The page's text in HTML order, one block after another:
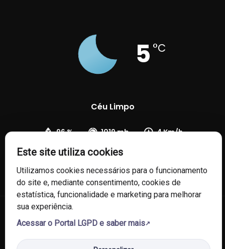
5 °C
Céu Limpo
96 % 1019 mb 4 Km/h
© 2026 Câmara de Vereadores de Fontoura Xavier/RS. Todos os
Este site utiliza cookies
Utilizamos cookies necessários para o funcionamento
do site e, mediante consentimento, cookies de
estatística, funcionalidade e marketing para melhorar
sua experiência.
Acessar o Portal LGPD e saber mais